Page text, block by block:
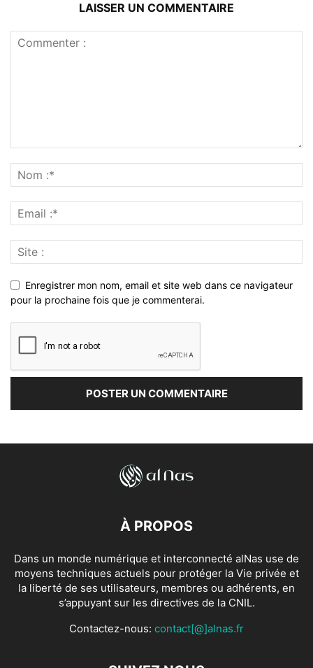
LAISSER UN COMMENTAIRE
Enregistrer mon nom, email et site web dans ce navigateur
pour la prochaine fois que je commenterai.
À PROPOS
Dans un monde numérique et interconnecté alNas use de
moyens techniques actuels pour protéger la Vie privée et
la liberté de ses utilisateurs, membres ou adhérents, en
s’appuyant sur les directives de la CNIL.
Contactez-nous: contact[@]alnas.fr